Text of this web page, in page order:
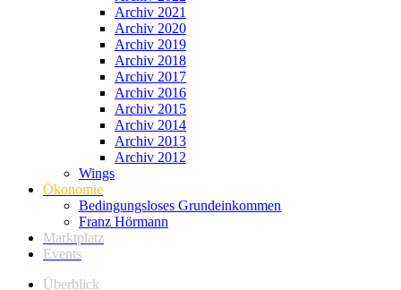
Archiv 2021
Archiv 2020
Archiv 2019
Archiv 2018
Archiv 2017
Archiv 2016
Archiv 2015
Archiv 2014
Archiv 2013
Archiv 2012
Wings
Ökonomie
Bedingungsloses Grundeinkommen
Franz Hörmann
Marktplatz
Events
Überblick